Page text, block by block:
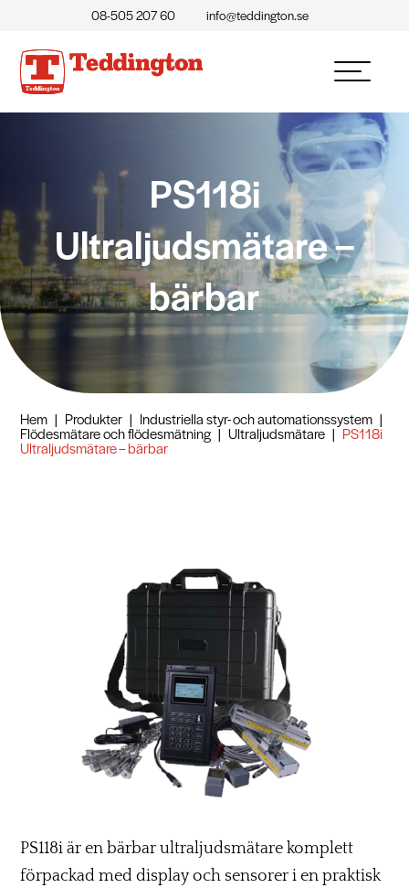
08-505 207 60 info@teddington.se
PS118i
Ultraljudsmätare –
bärbar
Hem | Produkter | Industriella styr- och automationssystem |
Flödesmätare och flödesmätning | Ultraljudsmätare | PS118i
Ultraljudsmätare – bärbar
PS118i är en bärbar ultraljudsmätare komplett
förpackad med display och sensorer i en praktisk